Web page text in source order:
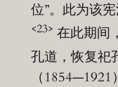
位”。此为该
<23> 在此期间
孔道，恢复祀
（